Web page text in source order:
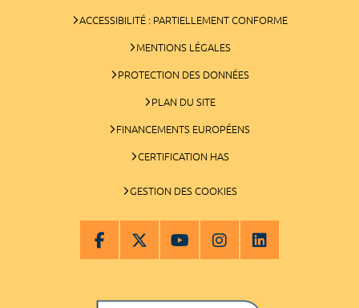
ACCESSIBILITÉ : PARTIELLEMENT CONFORME
MENTIONS LÉGALES
PROTECTION DES DONNÉES
PLAN DU SITE
FINANCEMENTS EUROPÉENS
CERTIFICATION HAS
GESTION DES COOKIES